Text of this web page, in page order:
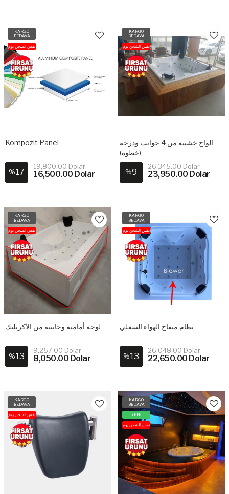
KARGO
BEDAVA
نفس الشحن يوم
Kompozit Panel
%17
19,800.00 Dolar
16,500.00 Dolar
KARGO
BEDAVA
نفس الشحن يوم
الواح خشبية من 4 جوانب ودرجة
(خطوة)
%9
26,345.00 Dolar
23,950.00 Dolar
KARGO
BEDAVA
نفس الشحن يوم
لوحة أمامية وجانبية من الأكريليك
%13
9,257.00 Dolar
8,050.00 Dolar
KARGO
BEDAVA
نفس الشحن يوم
نظام منفاخ الهواء السفلي
%13
26,048.00 Dolar
22,650.00 Dolar
KARGO
BEDAVA
نفس الشحن يوم
KARGO
BEDAVA
YENİ
نفس الشحن يوم